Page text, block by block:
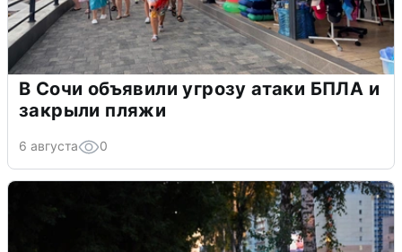
В Сочи объявили угрозу атаки БПЛА и
закрыли пляжи
6 августа 0